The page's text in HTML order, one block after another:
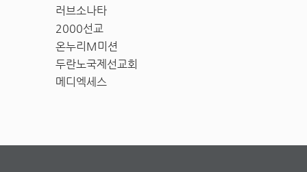
러브소나타
2000선교
온누리M미션
두란노국제선교회
메디엑세스